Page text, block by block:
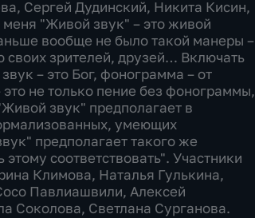
Сергей Дудинский, Никита Кисин,
"Живой звук" – это живой
вообще не было такой манеры –
зрителей, друзей… Включать
– это Бог, фонограмма – от
не только пение без фонограммы,
звук" предполагает в
умеющих
предполагает такого же
соответствовать". Участники
Климова, Наталья Гулькина,
Павлиашвили, Алексей
Соколова, Светлана Сурганова.